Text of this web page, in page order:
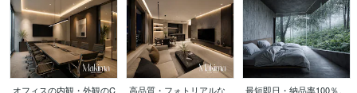
オフィスの内観・外観のC
高品質・フォトリアルな
最短即日・納品率100％。